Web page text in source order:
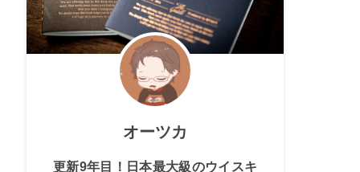
オーツカ
更新9年目！日本最大級のウイスキ